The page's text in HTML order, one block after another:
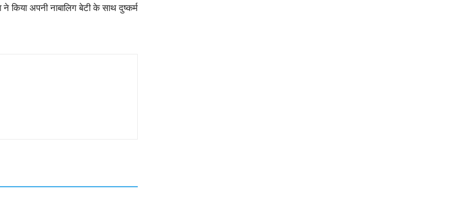
ने किया अपनी नाबालिग बेटी के साथ दुष्कर्म